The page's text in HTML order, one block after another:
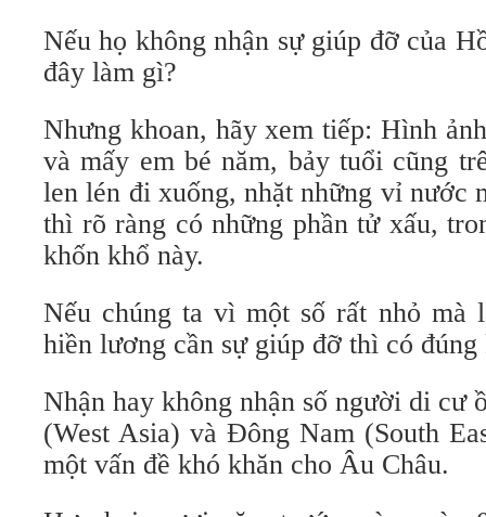
Nếu họ không nhận sự giúp đỡ của
đây làm gì?
Nhưng khoan, hãy xem tiếp: Hình
và mấy em bé năm, bảy tuổi cũng
len lén đi xuống, nhặt những vỉ nước
thì rõ ràng có những phần tử xấu,
khốn khổ này.
Nếu chúng ta vì một số rất nhỏ mà
hiền lương cần sự giúp đỡ thì có đúng
Nhận hay không nhận số người di cư
(West Asia) và Đông Nam (South
một vấn đề khó khăn cho Âu Châu.